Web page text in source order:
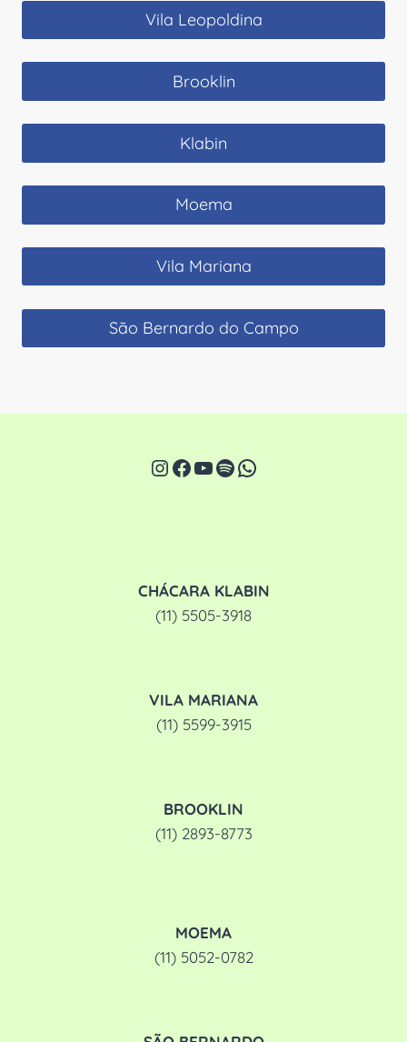
Vila Leopoldina
Brooklin
Klabin
Moema
Vila Mariana
São Bernardo do Campo
Instagram
Facebook
Youtube
Spotify
WhatsApp
CHÁCARA KLABIN
(11) 5505-3918
VILA MARIANA
(11) 5599-3915
BROOKLIN
(11) 2893-8773
MOEMA
(11) 5052-0782